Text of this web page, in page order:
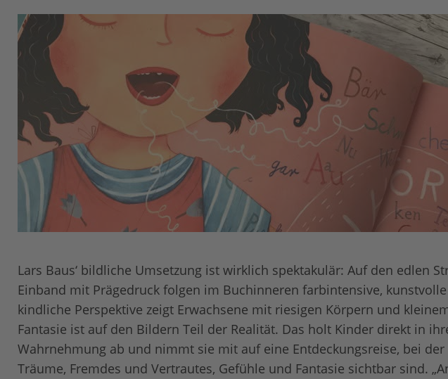
Lars Baus‘ bildliche Umsetzung ist wirklich spektakulär: Auf den edlen
Einband mit Prägedruck folgen im Buchinneren farbintensive,
kindliche Perspektive zeigt Erwachsene mit riesigen Körpern und
Fantasie ist auf den Bildern Teil der Realität. Das holt Kinder direkt in
Wahrnehmung ab und nimmt sie mit auf eine Entdeckungsreise, bei der
Träume, Fremdes und Vertrautes, Gefühle und Fantasie sichtbar sind.